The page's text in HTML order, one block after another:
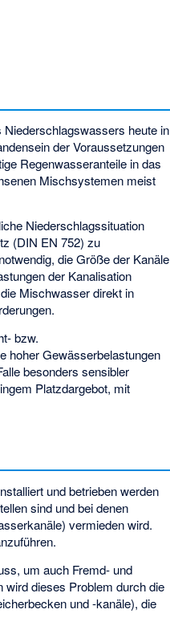
heute in
der Voraussetzungen
Regenwasseranteile in das
Mischsystemen meist
Niederschlagssituation
(DIN EN 752) zu
die Größe der Kanäle
der Kanalisation
Mischwasser direkt in
bzw.
hoher Gewässerbelastungen
besonders sensibler
Platzdargebot, mit
und betrieben werden
sind und bei denen
vermieden wird.
um auch Fremd- und
wird dieses Problem durch die
und -kanäle), die